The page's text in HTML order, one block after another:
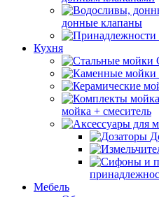
донные клапаны
Кухня
мойка + смеситель
Мебель